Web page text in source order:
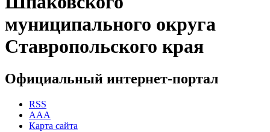
муниципального округа
Ставропольского края
Официальный интернет-портал
RSS
AAA
Карта сайта